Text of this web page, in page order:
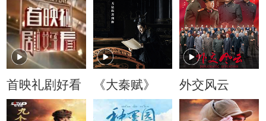
首映礼剧好看 《大秦赋》 外交风云